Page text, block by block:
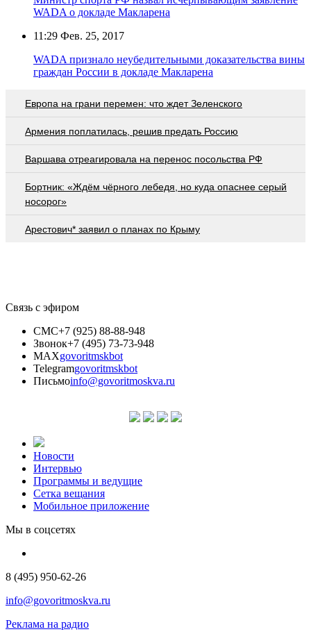
WADA о докладе Макларена
11:29 Фев. 25, 2017
WADA признало неубедительными доказательства вины
граждан России в докладе Макларена
Европа на грани перемен: что ждет Зеленского
Армения поплатилась, решив предать Россию
Варшава отреагировала на перенос посольства РФ
Бортник: «Ждём чёрного лебедя, но куда опаснее серый
носорог»
Арестович* заявил о планах по Крыму
Связь с эфиром
СМС+7 (925) 88-88-948
Звонок+7 (495) 73-73-948
MAXgovoritmskbot
Telegramgovoritmskbot
Письмоinfo@govoritmoskva.ru
Новости
Интервью
Программы и ведущие
Сетка вещания
Мобильное приложение
Мы в соцсетях
8 (495) 950-62-26
info@govoritmoskva.ru
Реклама на радио